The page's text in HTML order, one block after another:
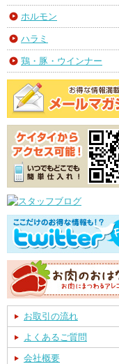
ホルモン
ハラミ
鶏・豚・ウインナー
お取引の流れ
よくあるご質問
会社概要